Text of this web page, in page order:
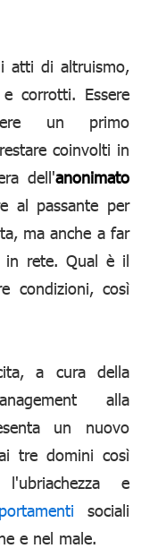
atti di altruismo,
corrotti. Essere
un primo
coinvolti in
dell'anonimato
al passante per
ma anche a far
in rete. Qual è il
condizioni, così
a cura della
alla
un nuovo
tre domini così
e
sociali
e nel male.